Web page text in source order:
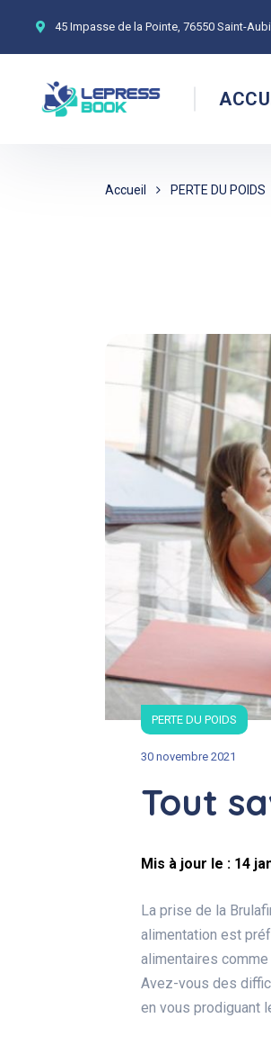
45 Impasse de la Pointe, 76550 Saint-
Accueil PERTE DU POIDS
PERTE DU POIDS
30 novembre 2021
Tout
Mis à jour le : 14
La prise de la
alimentation est
alimentaires
Avez-vous des
en vous prodiguant